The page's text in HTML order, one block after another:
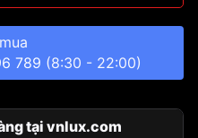
789 (8:30 - 22:00)
tại vnlux.com